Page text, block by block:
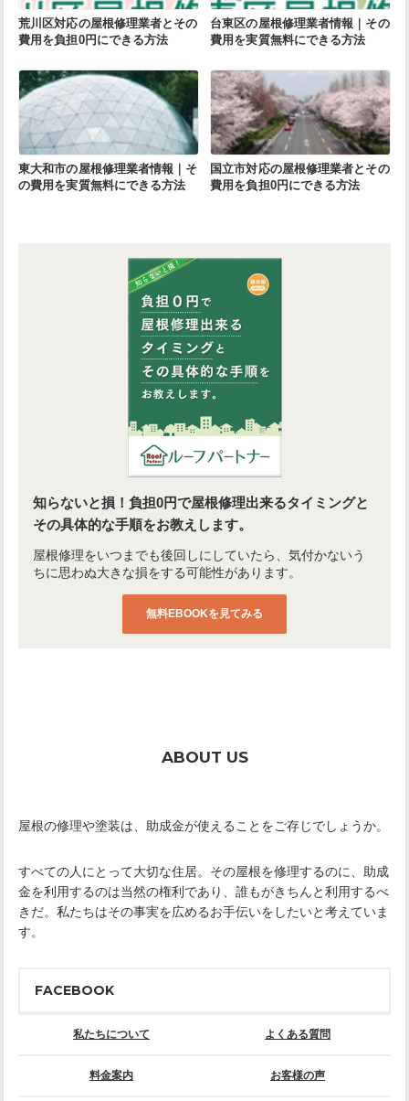
荒川区対応の屋根修理業者とその
費用を負担0円にできる方法
台東区の屋根修理業者情報｜その
費用を実質無料にできる方法
東大和市の屋根修理業者情報｜そ
の費用を実質無料にできる方法
国立市対応の屋根修理業者とその
費用を負担0円にできる方法
知らないと損！負担0円で屋根修理出来るタイミングと
その具体的な手順をお教えします。
屋根修理をいつまでも後回しにしていたら、気付かないう
ちに思わぬ大きな損をする可能性があります。
無料EBOOKを見てみる
ABOUT US
屋根の修理や塗装は、助成金が使えることをご存じでしょうか。
すべての人にとって大切な住居。その屋根を修理するのに、助成
金を利用するのは当然の権利であり、誰もがきちんと利用するべ
きだ。私たちはその事実を広めるお手伝いをしたいと考えていま
す。
FACEBOOK
私たちについて よくある質問
料金案内 お客様の声